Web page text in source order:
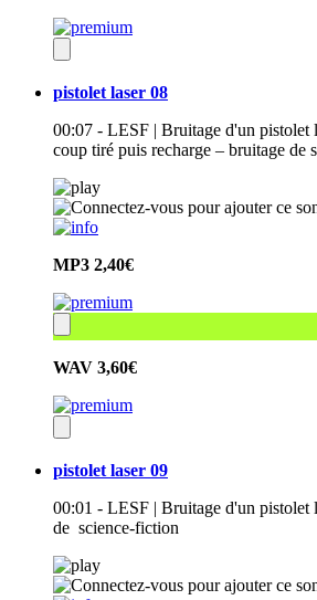
pistolet laser 08
00:07 - LESF | Bruitage d'un pistolet
coup tiré puis recharge – bruitage
MP3 2,40€
WAV 3,60€
pistolet laser 09
00:01 - LESF | Bruitage d'un pistolet
de science-fiction